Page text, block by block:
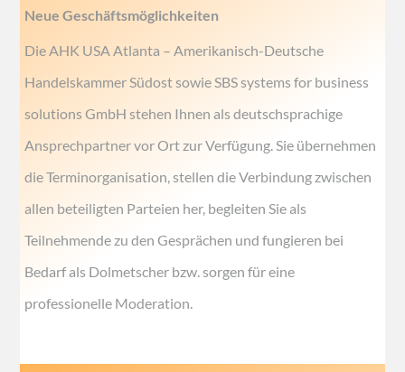
Neue Geschäftsmöglichkeiten
Die AHK USA Atlanta – Amerikanisch-Deutsche
Handelskammer Südost sowie SBS systems for business
solutions GmbH stehen Ihnen als deutschsprachige
Ansprechpartner vor Ort zur Verfügung. Sie übernehmen
die Terminorganisation, stellen die Verbindung zwischen
allen beteiligten Parteien her, begleiten Sie als
Teilnehmende zu den Gesprächen und fungieren bei
Bedarf als Dolmetscher bzw. sorgen für eine
professionelle Moderation.